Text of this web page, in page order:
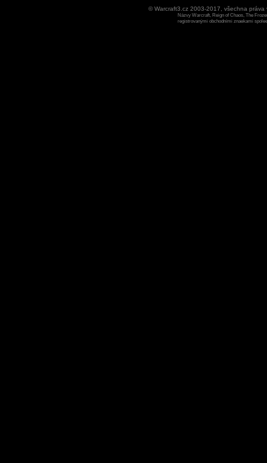
© Warcraft3.cz 2003-2017, všechna
Názvy Warcraft, Reign of Chaos, The
registrovanými obchodními znaekami